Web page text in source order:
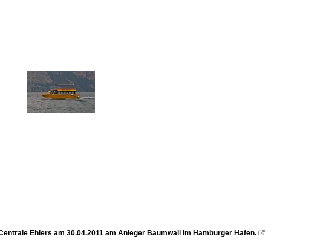
Ehlers am 30.04.2011 am Anleger Baumwall im Hamburger Hafen. 